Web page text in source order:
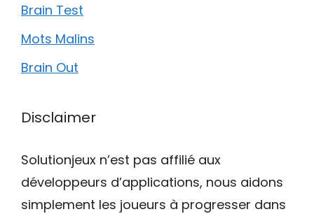
Brain Test
Mots Malins
Brain Out
Disclaimer
Solutionjeux n’est pas affilié aux
développeurs d’applications, nous aidons
simplement les joueurs à progresser dans